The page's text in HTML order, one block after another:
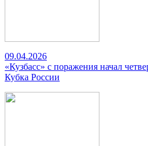
09.04.2026
«Кузбасс» с поражения начал
Кубка России